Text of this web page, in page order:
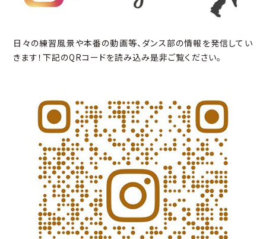
日々の練習風景や本番の動画等、ダンス部の情報を発信してい
きます！下記のQRコードを読み込み是非ご覧ください。